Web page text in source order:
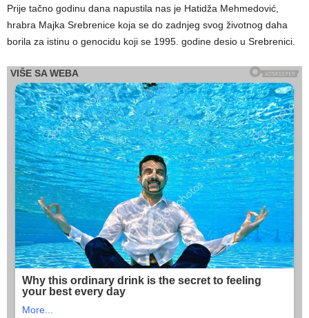
Prije tačno godinu dana napustila nas je Hatidža Mehmedović,
hrabra Majka Srebrenice koja se do zadnjeg svog životnog daha
borila za istinu o genocidu koji se 1995. godine desio u Srebrenici.